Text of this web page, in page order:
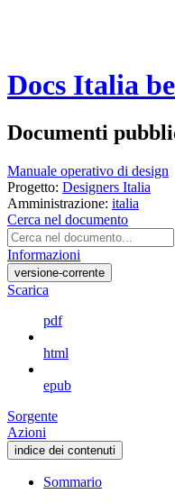
Docs Italia
Documenti
Manuale operativo di design
Progetto: Designers Italia
Amministrazione: italia
Cerca nel documento
Informazioni
versione-corrente
Scarica
pdf
html
epub
Sorgente
Azioni
indice dei contenuti
Sommario